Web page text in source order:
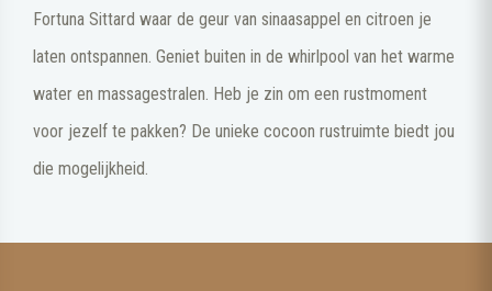
Fortuna Sittard waar de geur van sinaasappel en citroen je
laten ontspannen. Geniet buiten in de whirlpool van het warme
water en massagestralen. Heb je zin om een rustmoment
voor jezelf te pakken? De unieke cocoon rustruimte biedt jou
die mogelijkheid.